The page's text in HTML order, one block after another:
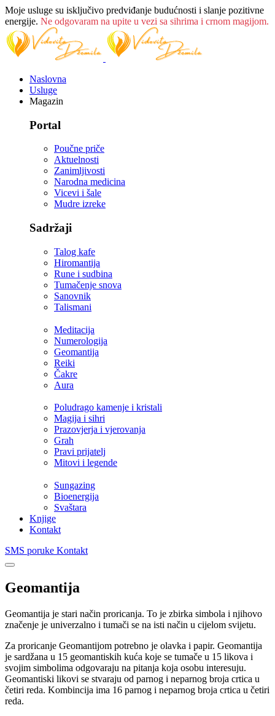
Moje usluge su isključivo predviđanje budućnosti i slanje pozitivne
energije. Ne odgovaram na upite u vezi sa sihrima i crnom magijom.
Naslovna
Usluge
Magazin
Portal
Poučne priče
Aktuelnosti
Zanimljivosti
Narodna medicina
Vicevi i šale
Mudre izreke
Sadržaji
Talog kafe
Hiromantija
Rune i sudbina
Tumačenje snova
Sanovnik
Talismani
Meditacija
Numerologija
Geomantija
Reiki
Čakre
Aura
Poludrago kamenje i kristali
Magija i sihri
Prazovjerja i vjerovanja
Grah
Pravi prijatelj
Mitovi i legende
Sungazing
Bioenergija
Svaštara
Knjige
Kontakt
SMS poruke Kontakt
Geomantija
Geomantija je stari način proricanja. To je zbirka simbola i njihovo
značenje je univerzalno i tumači se na isti način u cijelom svijetu.
Za proricanje Geomantijom potrebno je olavka i papir. Geomantija
je sardžana u 15 geomantiskih kuća koje se tumače u 15 likova i
svojim simbolima odgovaraju na pitanja koja osobu interesuju.
Geomantiski likovi se stvaraju od parnog i neparnog broja crtica u
četiri reda. Kombincija ima 16 parnog i neparnog broja crtica u četiri
reda.